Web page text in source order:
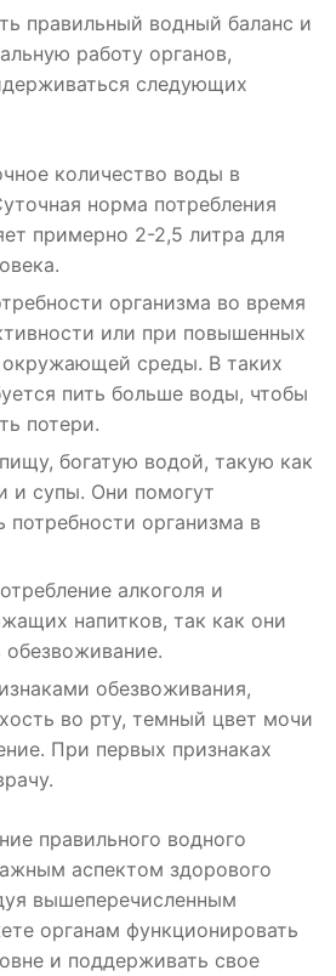
правильный водный баланс и
работу органов,
следующих
количество воды в
норма потребления
примерно 2-2,5 литра для
организма во время
или при повышенных
окружающей среды. В таких
пить больше воды, чтобы
потери.
богатую водой, такую как
и супы. Они помогут
потребности организма в
алкоголя и
напитков, так как они
обезвоживание.
обезвоживания,
во рту, темный цвет мочи
При первых признаках
правильного водного
аспектом здорового
вышеперечисленным
органам функционировать
и поддерживать свое